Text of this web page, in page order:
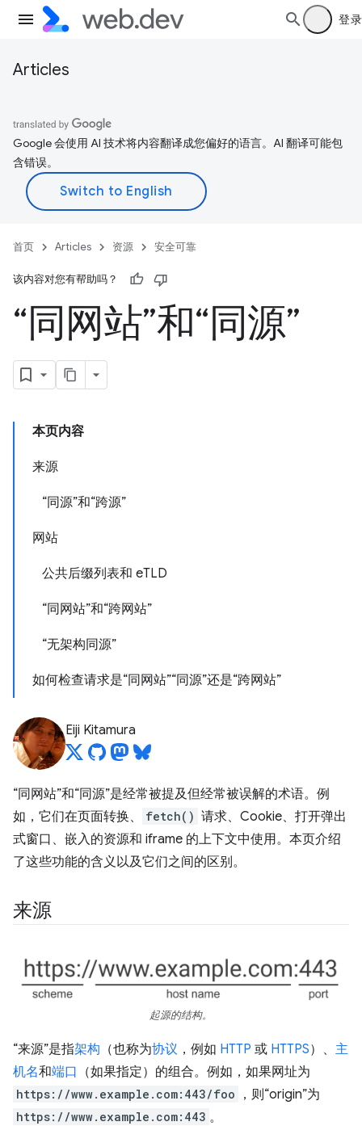
登录
Articles
Google 会使用 AI 技术将内容翻译成您偏好的语言。AI 翻译可能包
含错误。
首页 Articles 资源 安全可靠
该内容对您有帮助吗？
“同网站”和“同源”
本页内容
来源
“同源”和“跨源”
网站
公共后缀列表和 eTLD
“同网站”和“跨网站”
“无架构同源”
如何检查请求是“同网站”“同源”还是“跨网站”
Eiji Kitamura
“同网站”和“同源”是经常被提及但经常被误解的术语。例
如，它们在页面转换、
fetch() 请求、Cookie、打开弹出
式窗口、嵌入的资源和 iframe 的上下文中使用。本页介绍
了这些功能的含义以及它们之间的区别。
来源
起源的结构。
“来源”是指架构 （也称为协议 ，例如 HTTP 或 HTTPS）、 主
机名和端口 （如果指定）的组合。例如，如果网址为
https://www.example.com:443/foo ，则“origin”为
https://www.example.com:443 。